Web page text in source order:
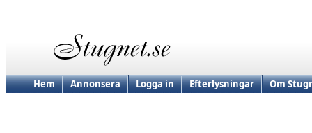
Hem Annonsera Logga in Efterlysningar Om